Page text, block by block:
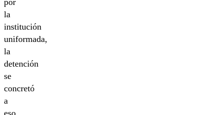
la
institución
uniformada,
la
detención
se
concretó
a
eso